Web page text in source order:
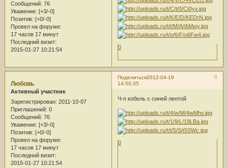
Сообщений: 76
Уважение: [+3/-0]
Позитив: [+0/-0]
Провел на форуме:
17 часов 17 минут
Последний визит:
2015-01-27 10:21:54
0
Поделиться 8
2012-04-19
14:50:35
Любовь
Активный участник
Зарегистрирован: 2011-10-07
Приглашений: 0
Сообщений: 76
Уважение: [+3/-0]
Позитив: [+0/-0]
Провел на форуме:
17 часов 17 минут
Последний визит:
2015-01-27 10:21:54
Ч-п кобель с синей лентой
0